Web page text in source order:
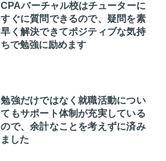
CPAバーチャル校はチューターに
すぐに質問できるので、疑問を素
早く解決できてポジティブな気持
ちで勉強に励めます
勉強だけではなく就職活動につい
てもサポート体制が充実している
ので、余計なことを考えずに済み
ました